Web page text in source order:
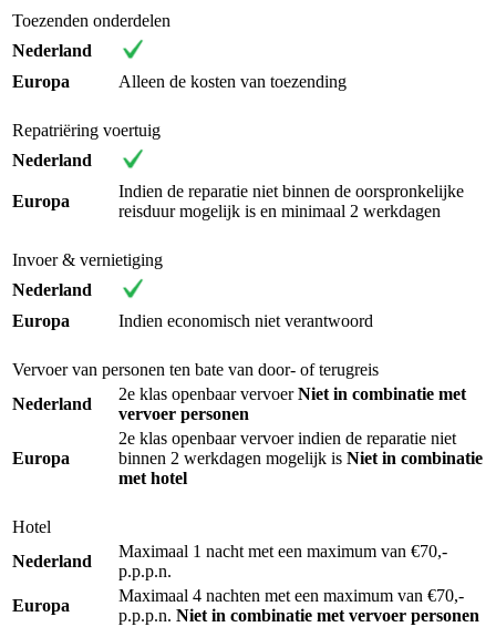
Toezenden onderdelen
Nederland
Europa
Alleen de kosten van toezending
Repatriëring voertuig
Nederland
Europa
Indien de reparatie niet binnen de oorspronkelijke
reisduur mogelijk is en minimaal 2 werkdagen
Invoer & vernietiging
Nederland
Europa
Indien economisch niet verantwoord
Vervoer van personen ten bate van door- of terugreis
Nederland
2e klas openbaar vervoerNiet in combinatie met
vervoer personen
Europa
2e klas openbaar vervoer indien de reparatie niet
binnen 2 werkdagen mogelijk is Niet in combinatie
met hotel
Hotel
Nederland
Maximaal 1 nacht met een maximum van €70,-
p.p.p.n.
Europa
Maximaal 4 nachten met een maximum van €70,-
p.p.p.n. Niet in combinatie met vervoer personen